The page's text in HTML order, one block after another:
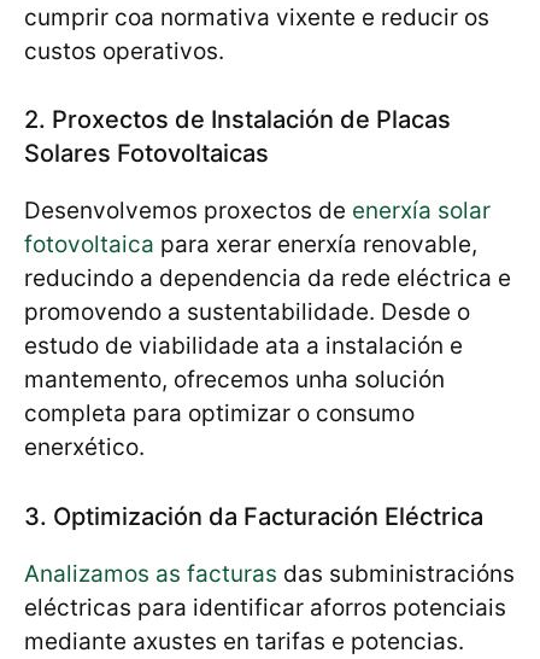
cumprir coa normativa vixente e reducir os
custos operativos.
2. Proxectos de Instalación de Placas
Solares Fotovoltaicas
Desenvolvemos proxectos de enerxía solar
fotovoltaica para xerar enerxía renovable,
reducindo a dependencia da rede eléctrica e
promovendo a sustentabilidade. Desde o
estudo de viabilidade ata a instalación e
mantemento, ofrecemos unha solución
completa para optimizar o consumo
enerxético.
3. Optimización da Facturación Eléctrica
Analizamos as facturas das subministracións
eléctricas para identificar aforros potenciais
mediante axustes en tarifas e potencias.